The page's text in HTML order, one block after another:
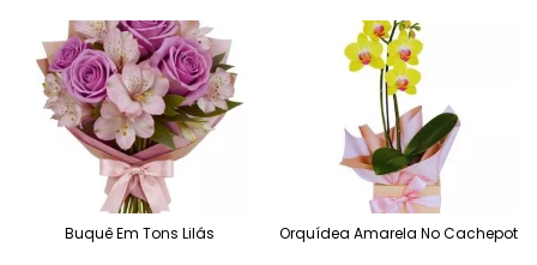
Buquê Em Tons Lilás Orquídea Amarela No Cachepot